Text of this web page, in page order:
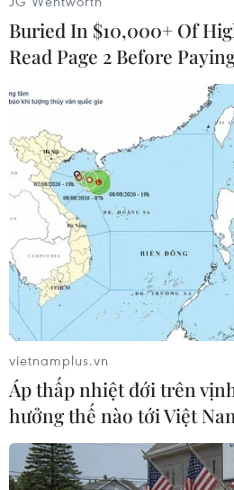
#Viktor Orban
Theo dõi VietnamPlus
TIN LIÊN QUAN
Buried In $10,000+ Of
Read Page 2 Before
vietnamplus.vn
Áp thấp nhiệt đới trên
hưởng thế nào tới Việt